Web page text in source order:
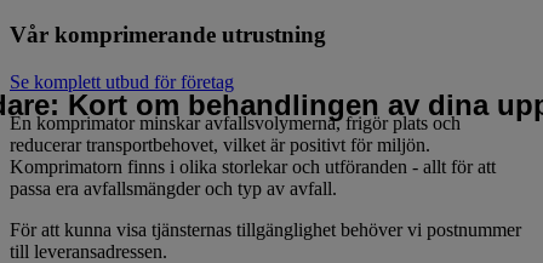
Kort om behandlingen av dina
Vår komprimerande utrustning
Se komplett utbud för företag
En komprimator minskar avfallsvolymerna, frigör plats och
reducerar transportbehovet, vilket är positivt för miljön.
Komprimatorn finns i olika storlekar och utföranden - allt för att
passa era avfallsmängder och typ av avfall.
För att kunna visa tjänsternas tillgänglighet behöver vi postnummer
till leveransadressen.